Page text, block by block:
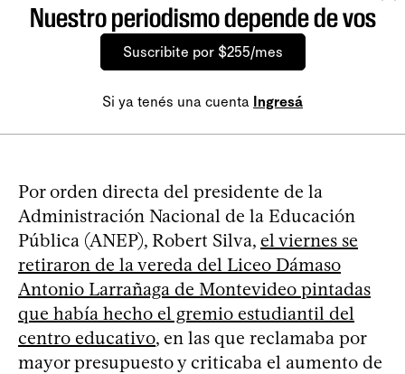
Nuestro periodismo depende de vos
Suscribite por $255/mes
Si ya tenés una cuenta Ingresá
Por orden directa del presidente de la
Administración Nacional de la Educación
Pública (ANEP), Robert Silva, el viernes se
retiraron de la vereda del Liceo Dámaso
Antonio Larrañaga de Montevideo pintadas
que había hecho el gremio estudiantil del
centro educativo, en las que reclamaba por
mayor presupuesto y criticaba el aumento de